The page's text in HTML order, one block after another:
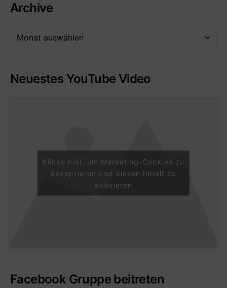
Archive
Neuestes YouTube Video
Klicke hier, um Marketing-Cookies zu
akzeptieren und diesen Inhalt zu
aktivieren
Facebook Gruppe beitreten